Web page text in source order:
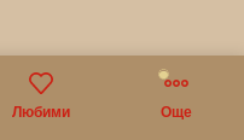
Любими Още